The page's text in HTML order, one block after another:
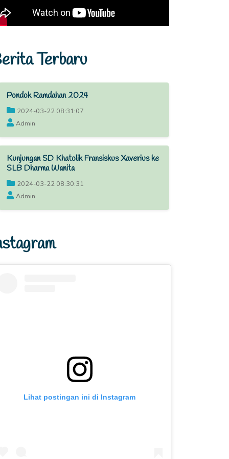
Terbaru
Pondok Ramdahan 2024
2024-03-22 08:31:07
Admin
Kunjungan SD Khatolik Fransiskus Xaverius ke
SLB Dharma Wanita
2024-03-22 08:30:31
Admin
Lihat postingan ini di Instagram